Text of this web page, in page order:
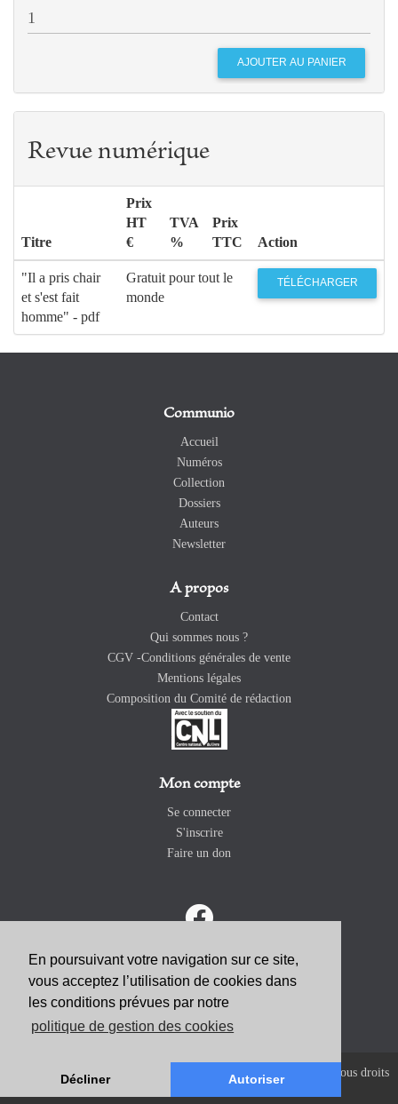
En poursuivant votre navigation sur ce site,
vous acceptez l’utilisation de cookies dans
les conditions prévues par notre
politique de gestion des cookies
Décliner Autoriser
Revue numérique
Titre
Prix
HT
€
TVA
%
Prix
TTC
Action
"Il a pris chair
et s'est fait
homme" - pdf
Gratuit pour tout le
monde
TÉLÉCHARGER
Communio
Accueil
Numéros
Collection
Dossiers
Auteurs
Newsletter
A propos
Contact
Qui sommes nous ?
CGV -Conditions générales de vente
Mentions légales
Composition du Comité de rédaction
Mon compte
Se connecter
S'inscrire
Faire un don
ABONNEZ-VOUS
Copyright 2026 Revue Catholique Internationale COMMUNIO. Tous droits